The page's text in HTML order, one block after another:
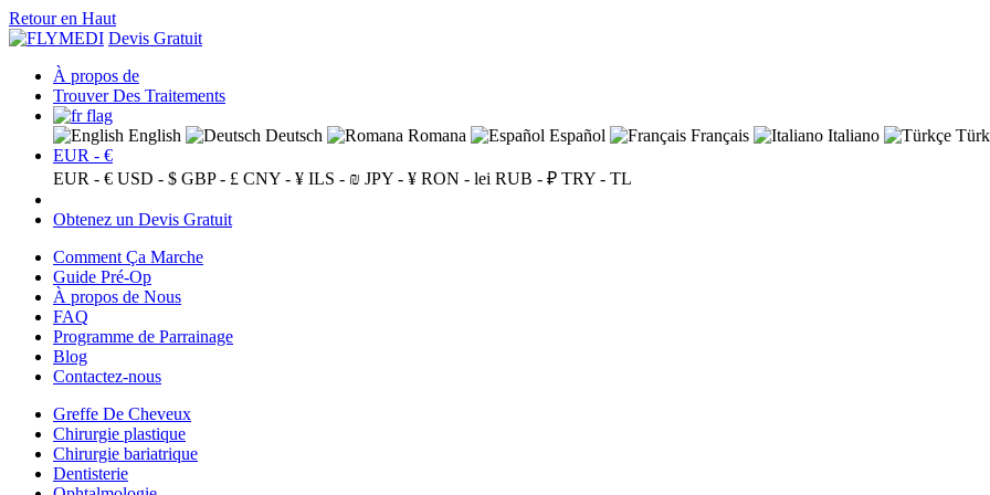
Retour en Haut
Devis Gratuit
À propos de
Trouver Des Traitements
English Deutsch Romana Español Français Italiano
EUR - €
EUR - € USD - $ GBP - £ CNY - ¥ ILS - ₪ JPY - ¥ RON - lei RUB - ₽ TRY - TL
Obtenez un Devis Gratuit
Comment Ça Marche
Guide Pré-Op
À propos de Nous
FAQ
Programme de Parrainage
Blog
Contactez-nous
Greffe De Cheveux
Chirurgie plastique
Chirurgie bariatrique
Dentisterie